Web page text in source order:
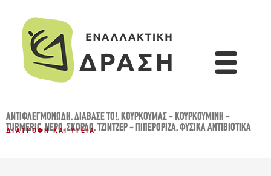
ΑΝΤΙΦΛΕΓΜΟΝΏΔΗ,ΔΙΆΒΑΣΈ ΤΟ!,ΚΟΥΡΚΟΥΜΆΣ - ΚΟΥΡΚΟΥΜΊΝΗ -
TURMERIC,ΝΕΡΌ,ΣΚΌΡΔΟ,ΤΖΊΝΤΖΕΡ - ΠΙΠΕΡΌΡΙΖΑ,ΦΥΣΙΚΆ ΑΝΤΙΒΙΟΤΙΚΆ
ΔΙΑΤΡΟΦΉ ΚΑΙ ΥΓΕΊΑ